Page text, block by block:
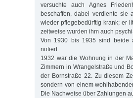
versuchte auch Agnes
beschaffen, dabei verdiente sie
wieder pflegebedürftig krank; er
zeitweise wurden ihm auch
Von 1930 bis 1935 sind beide
notiert.
1932 war die Wohnung in der
Zimmern in Wrangelstraße und
der Bornstraße 22. Zu diesem
sondern von einem
Die Nachweise über Zahlungen